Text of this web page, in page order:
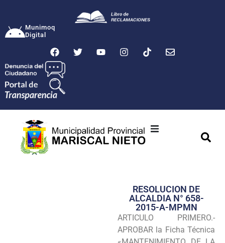
Munimoq
Digital
Transparencia
Seguridad
Programas
RESOLUCION DE
ALCALDIA N° 658-
2015-A-MPMN
ARTICULO PRIMERO.-
APROBAR la Ficha Técnica